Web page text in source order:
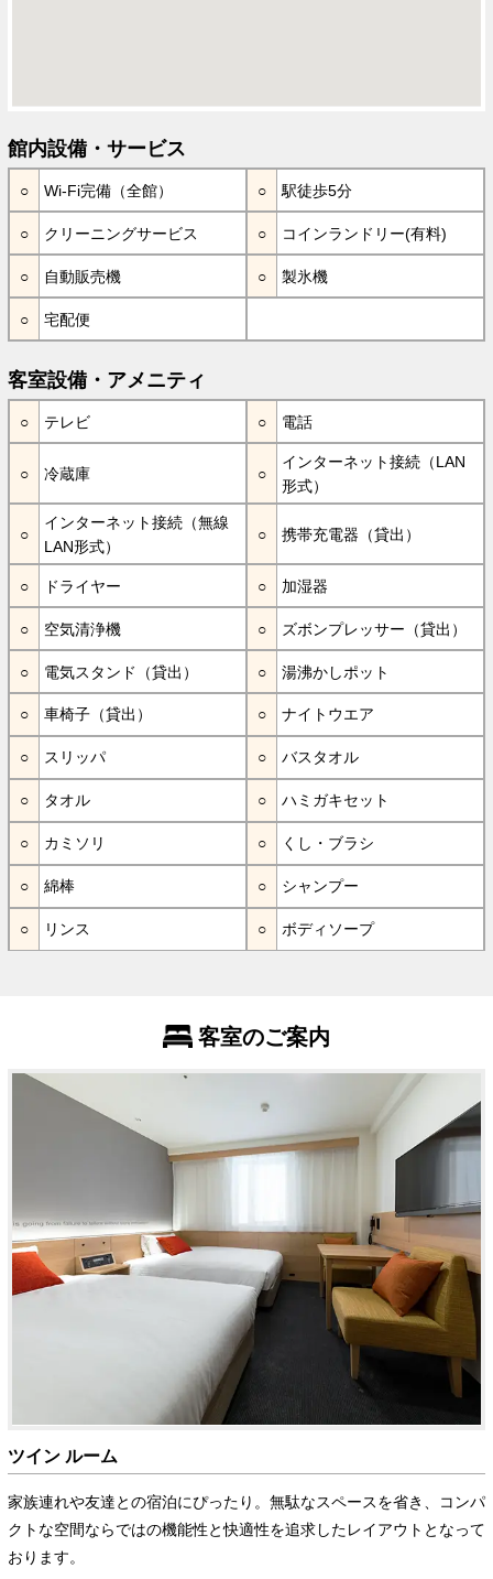
館内設備・サービス
Wi-Fi完備（全館） 駅徒歩5分
クリーニングサービス コインランドリー(有料)
自動販売機 製氷機
宅配便
客室設備・アメニティ
テレビ 電話
冷蔵庫
インターネット接続（LAN
形式）
インターネット接続（無線
LAN形式）
携帯充電器（貸出）
ドライヤー 加湿器
空気清浄機 ズボンプレッサー（貸出）
電気スタンド（貸出） 湯沸かしポット
車椅子（貸出） ナイトウエア
スリッパ バスタオル
タオル ハミガキセット
カミソリ くし・ブラシ
綿棒 シャンプー
リンス ボディソープ
客室のご案内
ツイン ルーム
家族連れや友達との宿泊にぴったり。無駄なスペースを省き、コンパ
クトな空間ならではの機能性と快適性を追求したレイアウトとなって
おります。